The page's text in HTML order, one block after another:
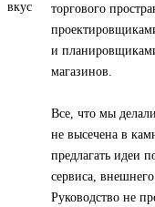
торгового
и
магазинов.
Все, что мы
не высечена в
предлагать идеи
сервиса,
Руководство не